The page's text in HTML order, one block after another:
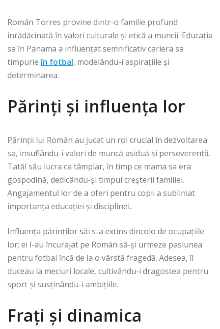
Román Torres provine dintr-o familie profund
înrădăcinată în valori culturale și etică a muncii. Educația
sa în Panama a influențat semnificativ cariera sa
timpurieîn fotbal, modelându-i aspirațiile și
determinarea.
Părinți și influența lor
Părinții lui Román au jucat un rol crucial în dezvoltarea
sa, insuflându-i valori de muncă asiduă și perseverență.
Tatăl său lucra ca tâmplar, în timp ce mama sa era
gospodină, dedicându-și timpul creșterii familiei.
Angajamentul lor de a oferi pentru copii a subliniat
importanța educației și disciplinei.
Influența părinților săi s-a extins dincolo de ocupațiile
lor; ei l-au încurajat pe Román să-și urmeze pasiunea
pentru fotbal încă de la o vârstă fragedă. Adesea, îl
duceau la meciuri locale, cultivându-i dragostea pentru
sport și susținându-i ambițiile.
Frați și dinamica